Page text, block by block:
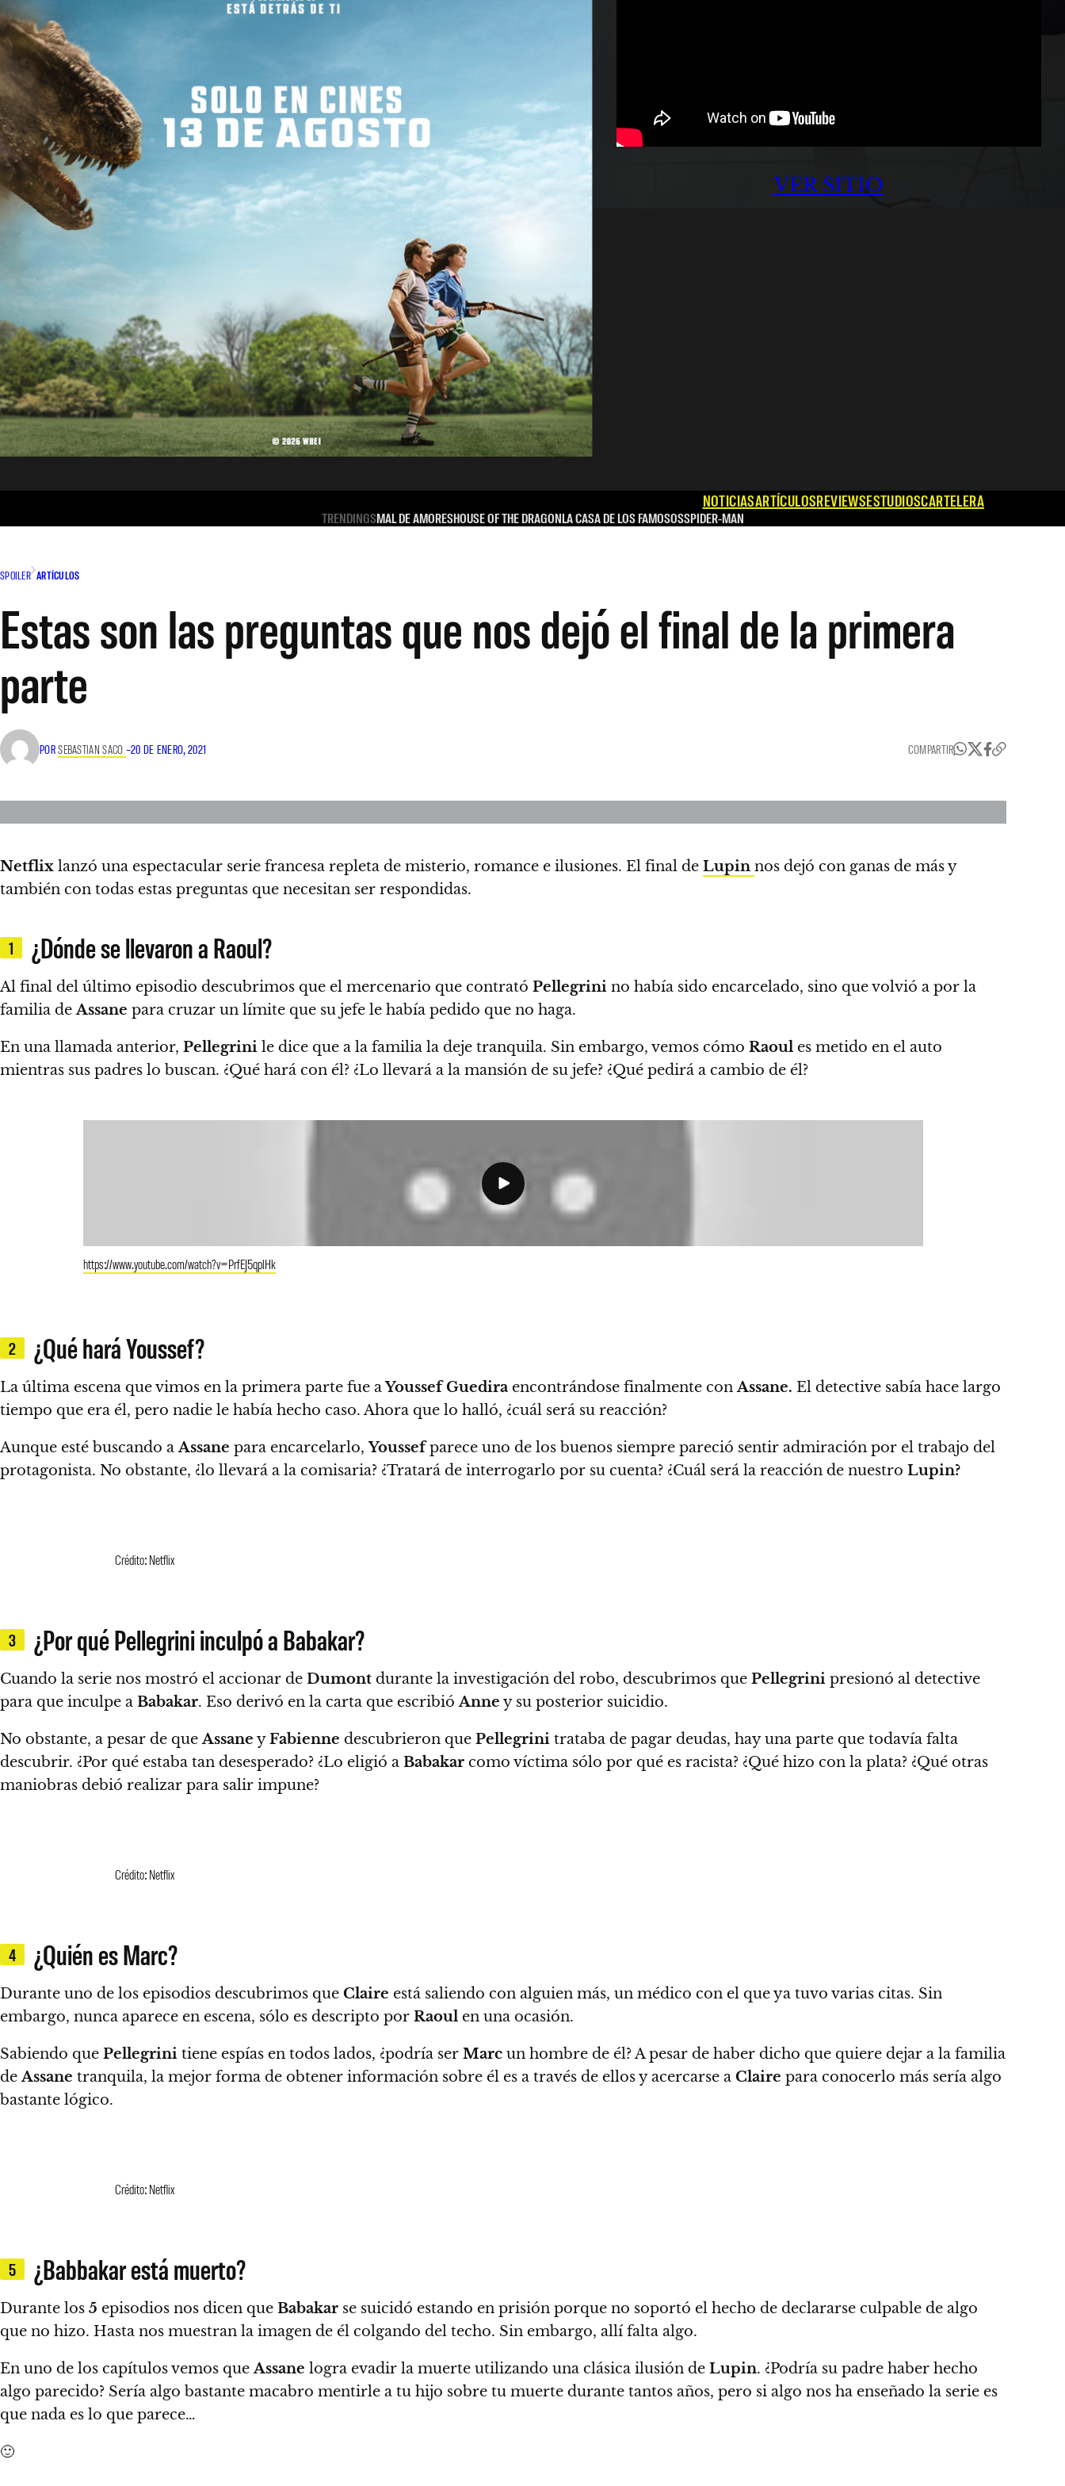
VER SITIO
NOTICIASARTÍCULOSREVIEWSESTUDIOSCARTELERA
TRENDINGSMAL DE AMORESHOUSE OF THE DRAGONLA CASA DE LOS FAMOSOSSPIDER-MAN
SPOILER ARTÍCULOS
Estas son las preguntas que nos dejó el final de la primera
parte
PORSEBASTIAN SACO –20 DE ENERO, 2021 COMPARTIR
Netflix lanzó una espectacular serie francesa repleta de misterio, romance e ilusiones. El final de Lupin nos dejó con ganas de más y
también con todas estas preguntas que necesitan ser respondidas.
1 ¿Dónde se llevaron a Raoul?
Al final del último episodio descubrimos que el mercenario que contrató Pellegrini no había sido encarcelado, sino que volvió a por la
familia deAssane para cruzar un límite que su jefe le había pedido que no haga.
En una llamada anterior, Pellegrini le dice que a la familia la deje tranquila. Sin embargo, vemos cómo Raoul es metido en el auto
mientras sus padres lo buscan. ¿Qué hará con él? ¿Lo llevará a la mansión de su jefe? ¿Qué pedirá a cambio de él?
https://www.youtube.com/watch?v=PrfEJ5qplHk
2 ¿Qué hará Youssef?
La última escena que vimos en la primera parte fue aYoussef Guedira encontrándose finalmente conAssane. El detective sabía hace largo
tiempo que era él, pero nadie le había hecho caso. Ahora que lo halló, ¿cuál será su reacción?
Aunque esté buscando aAssane para encarcelarlo,Youssefparece uno de los buenos siempre pareció sentir admiración por el trabajo del
protagonista. No obstante, ¿lo llevará a la comisaria? ¿Tratará de interrogarlo por su cuenta? ¿Cuál será la reacción de nuestro Lupin?
Crédito: Netflix
3 ¿Por qué Pellegrini inculpó a Babakar?
Cuando la serie nos mostró el accionar de Dumont durante la investigación del robo, descubrimos que Pellegrini presionó al detective
para que inculpe a Babakar. Eso derivó en la carta que escribióAnne y su posterior suicidio.
No obstante, a pesar de queAssane yFabienne descubrieron que Pellegrini trataba de pagar deudas, hay una parte que todavía falta
descubrir. ¿Por qué estaba tan desesperado? ¿Lo eligió a Babakar como víctima sólo por qué es racista? ¿Qué hizo con la plata? ¿Qué otras
maniobras debió realizar para salir impune?
Crédito: Netflix
4 ¿Quién es Marc?
Durante uno de los episodios descubrimos que Claire está saliendo con alguien más, un médico con el que ya tuvo varias citas. Sin
embargo, nunca aparece en escena, sólo es descripto por Raoul en una ocasión.
Sabiendo que Pellegrini tiene espías en todos lados, ¿podría ser Marc un hombre de él? A pesar de haber dicho que quiere dejar a la familia
deAssane tranquila, la mejor forma de obtener información sobre él es a través de ellos y acercarse a Claire para conocerlo más sería algo
bastante lógico.
Crédito: Netflix
5 ¿Babbakar está muerto?
Durante los 5 episodios nos dicen que Babakar se suicidó estando en prisión porque no soportó el hecho de declararse culpable de algo
que no hizo. Hasta nos muestran la imagen de él colgando del techo. Sin embargo, allí falta algo.
En uno de los capítulos vemos queAssane logra evadir la muerte utilizando una clásica ilusión de Lupin. ¿Podría su padre haber hecho
algo parecido? Sería algo bastante macabro mentirle a tu hijo sobre tu muerte durante tantos años, pero si algo nos ha enseñado la serie es
que nada es lo que parece…
🙂